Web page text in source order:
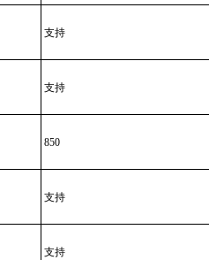
支持
支持
850
支持
支持